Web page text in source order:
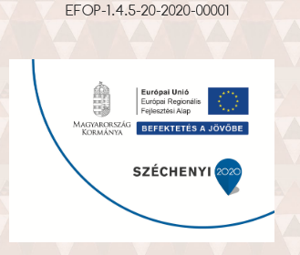
EFOP-1.4.5-20-2020-00001